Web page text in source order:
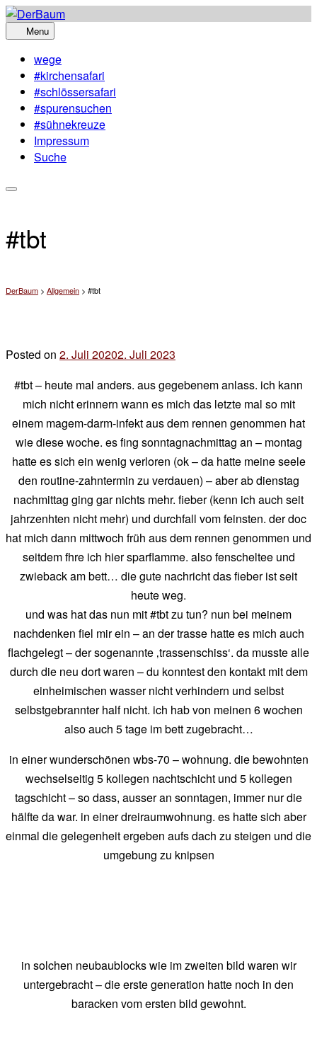
Skip
to
Menu
wege
#kirchensafari
#schlössersafari
#spurensuchen
#sühnekreuze
Impressum
Suche
#tbt
DerBaum > Allgemein > #tbt
Posted on 2. Juli 20202. Juli 2023
chef
#tbt – heute mal anders. aus gegebenem anlass. ich kann
mich nicht erinnern wann es mich das letzte mal so mit
einem magem-darm-infekt aus dem rennen genommen hat
wie diese woche. es fing sonntagnachmittag an – montag
hatte es sich ein wenig verloren (ok – da hatte meine seele
den routine-zahntermin zu verdauen) – aber ab dienstag
nachmittag ging gar nichts mehr. fieber (kenn ich auch seit
jahrzenhten nicht mehr) und durchfall vom feinsten. der doc
hat mich dann mittwoch früh aus dem rennen genommen und
seitdem fhre ich hier sparflamme. also fenscheltee und
zwieback am bett… die gute nachricht das fieber ist seit
heute weg.
und was hat das nun mit #tbt zu tun? nun bei meinem
nachdenken fiel mir ein – an der trasse hatte es mich auch
flachgelegt – der sogenannte ‚trassenschiss‘. da musste alle
durch die neu dort waren – du konntest den kontakt mit dem
einheimischen wasser nicht verhindern und selbst
selbstgebrannter half nicht. ich hab von meinen 6 wochen
also auch 5 tage im bett zugebracht…
in einer wunderschönen wbs-70 – wohnung. die bewohnten
wechselseitig 5 kollegen nachtschicht und 5 kollegen
tagschicht – so dass, ausser an sonntagen, immer nur die
hälfte da war. in einer dreiraumwohnung. es hatte sich aber
einmal die gelegenheit ergeben aufs dach zu steigen und die
umgebung zu knipsen
in solchen neubaublocks wie im zweiten bild waren wir
untergebracht – die erste generation hatte noch in den
baracken vom ersten bild gewohnt.